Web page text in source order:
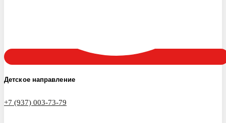
Детское направление
+7 (937) 003-73-79